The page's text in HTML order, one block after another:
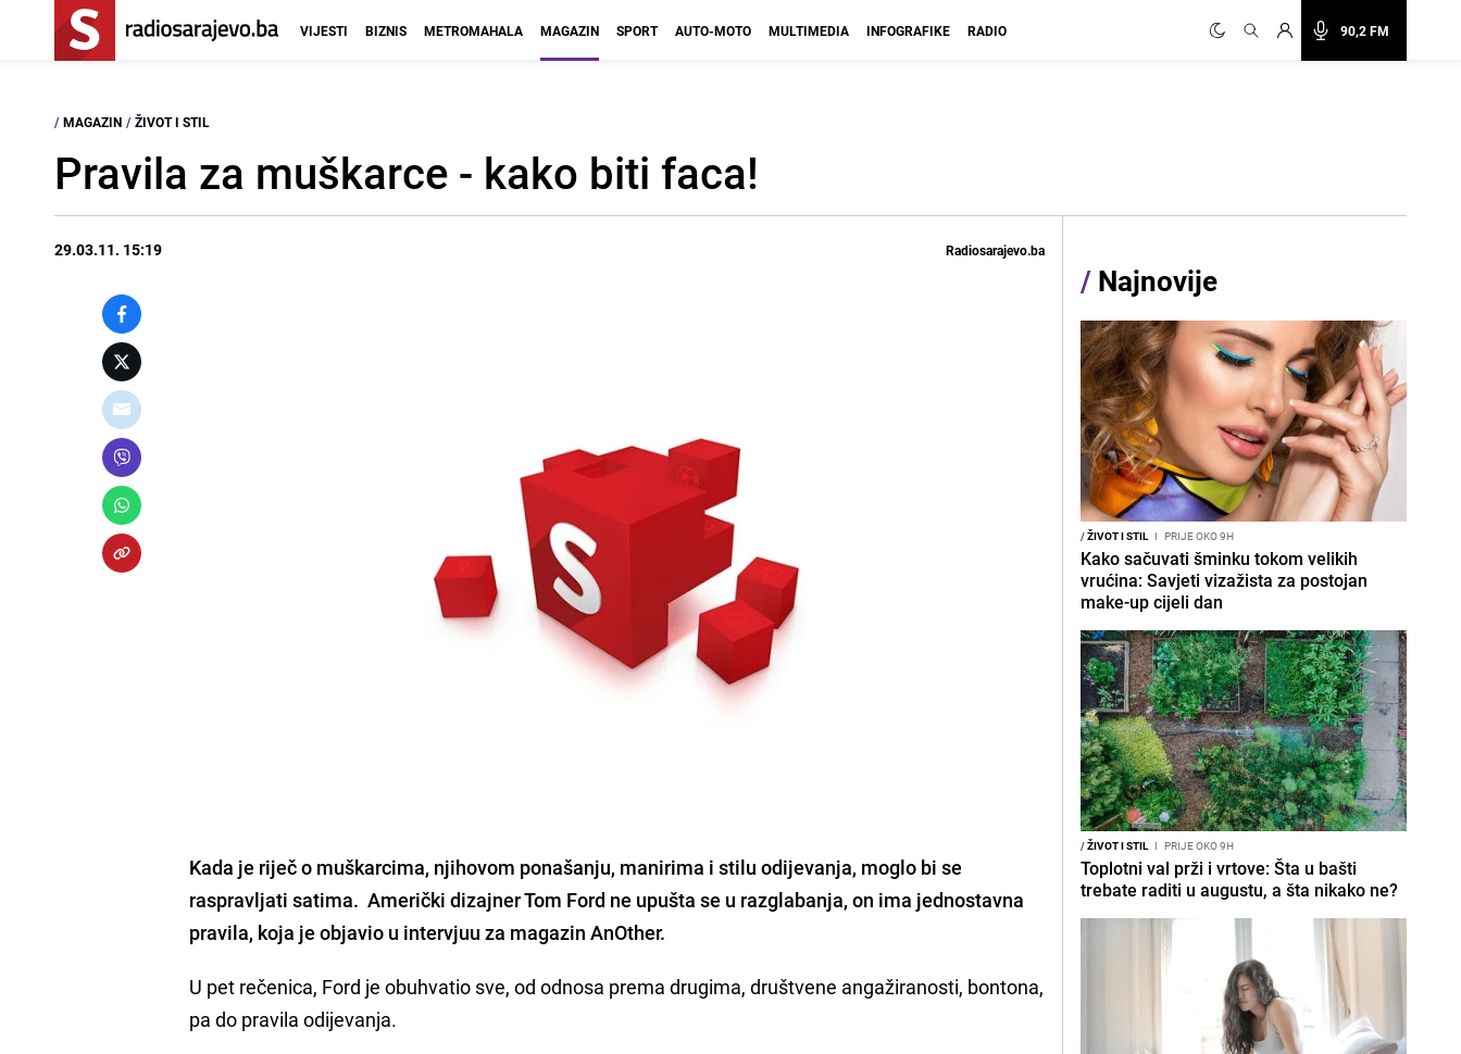
90,2 FM
VIJESTI BIZNIS METROMAHALA MAGAZIN SPORT AUTO-MOTO MULTIMEDIA INFOGRAFIKE RADIO
/ MAGAZIN / ŽIVOT I STIL
Pravila za muškarce - kako biti faca!
29.03.11. 15:19 Radiosarajevo.ba
Kada je riječ o muškarcima, njihovom ponašanju, manirima i stilu odijevanja, moglo bi se
raspravljati satima. Američki dizajner Tom Ford ne upušta se u razglabanja, on ima jednostavna
pravila, koja je objavio u intervjuu za magazin AnOther.
U pet rečenica, Ford je obuhvatio sve, od odnosa prema drugima, društvene angažiranosti, bontona,
pa do pravila odijevanja.
/ Najnovije
/ŽIVOT I STIL I PRIJE OKO 9H
Kako sačuvati šminku tokom velikih
vrućina: Savjeti vizažista za postojan
make-up cijeli dan
/ŽIVOT I STIL I PRIJE OKO 9H
Toplotni val prži i vrtove: Šta u bašti
trebate raditi u augustu, a šta nikako ne?